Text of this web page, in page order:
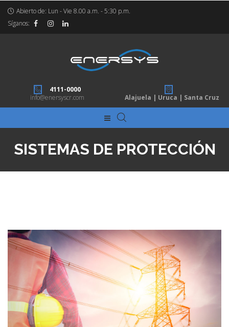
Abierto de: Lun - Vie 8.00 a.m. - 5:30 p.m.
Síganos:
4111-0000
info@enersyscr.com
Alajuela | Uruca | Santa Cruz
SISTEMAS DE PROTECCIÓN